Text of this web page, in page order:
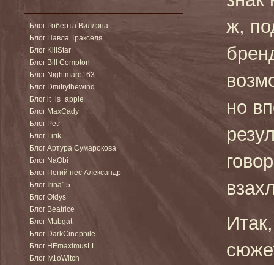
Блог Роберта Виллэна
Блог Павла Тракселя
Блог KillStar
Блог Bill Compton
Блог Nightmare163
Блог Dmitrythewind
Блог it_is_apple
Блог MaxCady
Блог Petr
Блог Lirik
Блог Артура Сумарокова
Блог NaObi
Блог Пегий пес Александр
Блог Irina15
Блог Oldys
Блог Beatrice
Блог Mabgat
Блог DarkCinephile
Блог HEmaximusLL
Блог Iv1oWitch
ж,
но